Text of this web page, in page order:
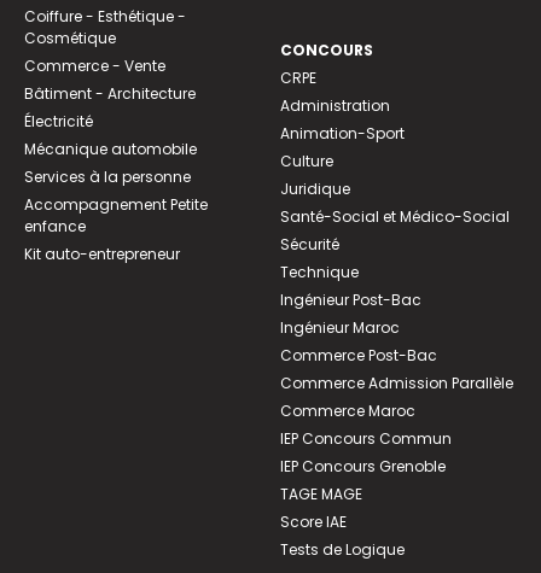
Coiffure - Esthétique -
Cosmétique
Commerce - Vente
Bâtiment - Architecture
Électricité
Mécanique automobile
Services à la personne
Accompagnement Petite
enfance
Kit auto-entrepreneur
CONCOURS
CRPE
Administration
Animation-Sport
Culture
Juridique
Santé-Social et Médico-Social
Sécurité
Technique
Ingénieur Post-Bac
Ingénieur Maroc
Commerce Post-Bac
Commerce Admission Parallèle
Commerce Maroc
IEP Concours Commun
IEP Concours Grenoble
TAGE MAGE
Score IAE
Tests de Logique